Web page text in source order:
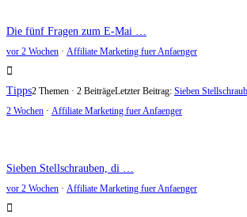
Die fünf Fragen zum E-Mai …
vor 2 Wochen · Affiliate Marketing fuer Anfaenger
Tipps2 Themen · 2 BeiträgeLetzter Beitrag: Sieben
2 Wochen · Affiliate Marketing fuer Anfaenger
Sieben Stellschrauben, di …
vor 2 Wochen · Affiliate Marketing fuer Anfaenger